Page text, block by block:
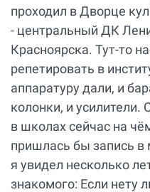
проходил в Дворце
- центральный ДК
Красноярска. Тут-то
репетировать в
аппаратуру дали, и
колонки, и
в школах сейчас на
пришлась бы запись в
я увидел несколько
знакомого: Если нету